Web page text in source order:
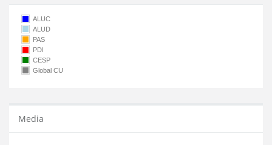
ALUC
ALUD
PAS
PDI
CESP
Global CU
Media